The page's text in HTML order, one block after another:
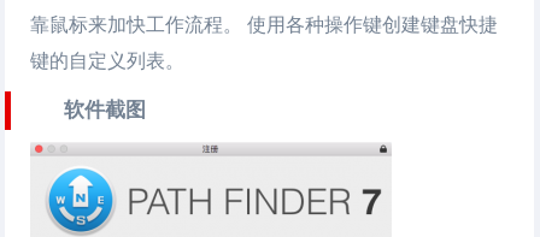
靠鼠标来加快工作流程。 使用各种操作键创建键盘快捷
键的自定义列表。
软件截图